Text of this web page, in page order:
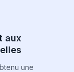
aux
une